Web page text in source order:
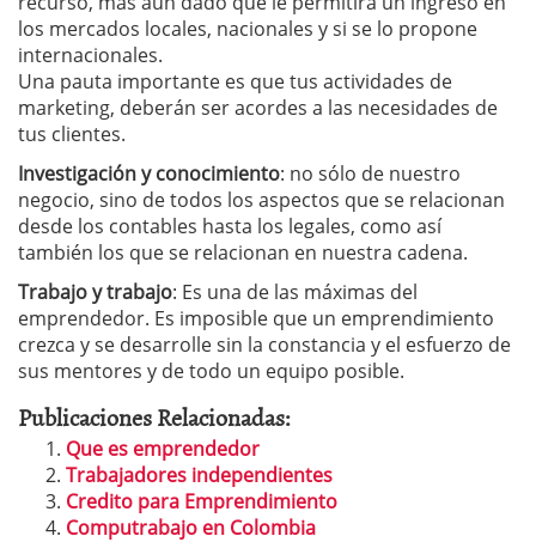
los mercados locales, nacionales y si se lo propone
internacionales.
Una pauta importante es que tus actividades de
marketing, deberán ser acordes a las necesidades de
tus clientes.
Investigación y conocimiento: no sólo de nuestro
negocio, sino de todos los aspectos que se relacionan
desde los contables hasta los legales, como así
también los que se relacionan en nuestra cadena.
Trabajo y trabajo: Es una de las máximas del
emprendedor. Es imposible que un emprendimiento
crezca y se desarrolle sin la constancia y el esfuerzo de
sus mentores y de todo un equipo posible.
Publicaciones Relacionadas:
Que es emprendedor
Trabajadores independientes
Credito para Emprendimiento
Computrabajo en Colombia